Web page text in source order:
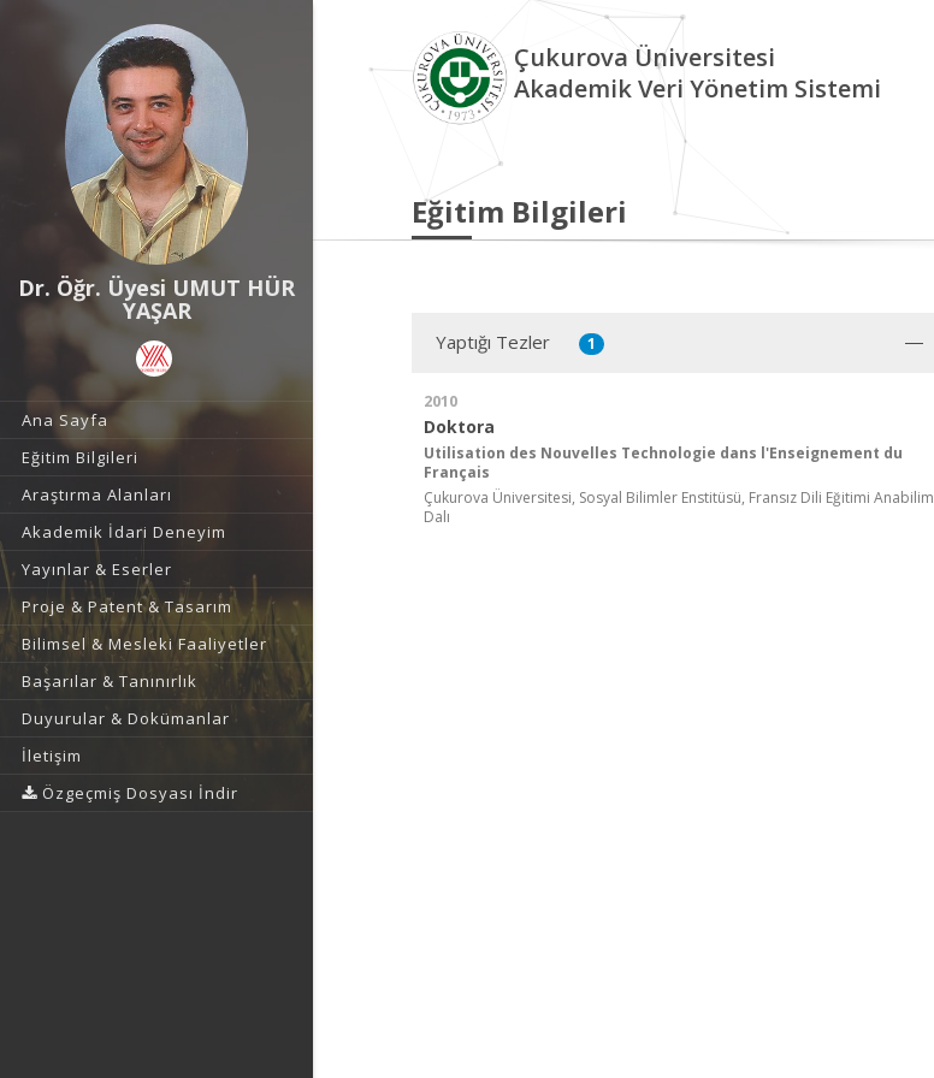
Dr. Öğr. Üyesi UMUT HÜR
YAŞAR
Ana Sayfa
Eğitim Bilgileri
Araştırma Alanları
Akademik İdari Deneyim
Yayınlar & Eserler
Proje & Patent & Tasarım
Bilimsel & Mesleki Faaliyetler
Başarılar & Tanınırlık
Duyurular & Dokümanlar
İletişim
Özgeçmiş Dosyası İndir
Çukurova Üniversitesi
Akademik Veri Yönetim Sistemi
Eğitim Bilgileri
Yaptığı Tezler 1
2010
Doktora
Utilisation des Nouvelles Technologie dans l'Enseignement du
Français
Çukurova Üniversitesi, Sosyal Bilimler Enstitüsü, Fransız Dili Eğitimi Anabilim
Dalı